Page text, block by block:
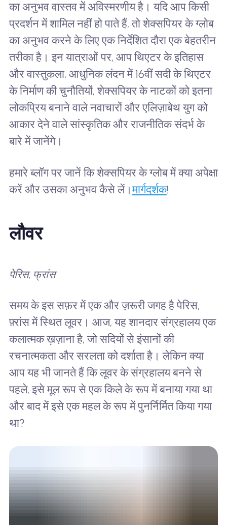
का अनुभव वास्तव में अविस्मरणीय है। यदि आप किसी
प्रदर्शन में शामिल नहीं हो पाते हैं, तो शेक्सपियर के ग्लोब
का अनुभव करने के लिए एक निर्देशित दौरा एक बेहतरीन
तरीका है। इन यात्राओं पर, आप थिएटर के इतिहास
और वास्तुकला, आधुनिक लंदन में 16वीं सदी के थिएटर
के निर्माण की चुनौतियों, शेक्सपियर के नाटकों को इतना
लोकप्रिय बनाने वाले नवाचारों और एलिज़ाबेथ युग को
आकार देने वाले सांस्कृतिक और राजनीतिक संदर्भ के
बारे में जानेंगे।
हमारे ब्लॉग पर जानें कि शेक्सपियर के ग्लोब में क्या अपेक्षा
करें और उसका अनुभव कैसे लें।मार्गदर्शक!
लौवर
पेरिस, फ्रांस
समय के इस सफ़र में एक और ज़रूरी जगह है पेरिस,
फ़्रांस में स्थित लूवर। आज, यह शानदार संग्रहालय एक
कलात्मक ख़ज़ाना है, जो सदियों से इंसानों की
रचनात्मकता और सरलता को दर्शाता है। लेकिन क्या
आप यह भी जानते हैं कि लूवर के संग्रहालय बनने से
पहले, इसे मूल रूप से एक किले के रूप में बनाया गया था
और बाद में इसे एक महल के रूप में पुनर्निर्मित किया गया
था?